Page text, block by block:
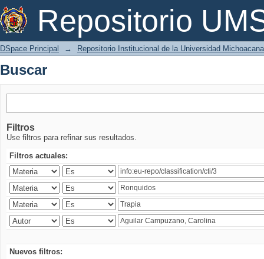
Repositorio
Buscar
DSpace Principal → Repositorio Institucional de la Universidad
Buscar
Filtros
Use filtros para refinar sus resultados.
Filtros actuales:
Nuevos filtros: